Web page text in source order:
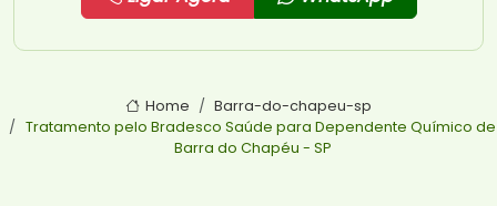
Home
Barra-do-chapeu-sp
Tratamento pelo Bradesco Saúde para Dependente Químico de
Barra do Chapéu - SP